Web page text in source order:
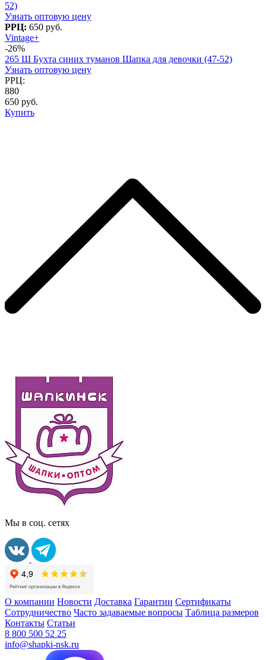
52)
Узнать оптовую цену
РРЦ: 650 руб.
Vintage+
-26%
265 Ш Бухта синих туманов Шапка для девочки (47-52)
Узнать оптовую цену
РРЦ:
880
650 руб.
Купить
Мы в соц. сетях
О компании Новости Доставка Гарантии Сертификаты
Сотрудничество Часто задаваемые вопросы Таблица размеров
Контакты Статьи
8 800 500 52 25
info@shapki-nsk.ru